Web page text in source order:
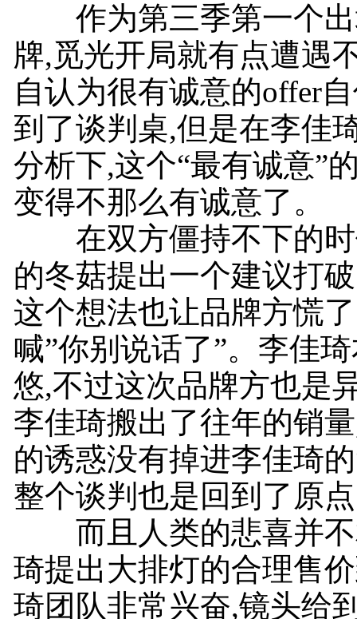
作为第三季第一个出
牌,觅光开局就有点遭遇
自认为很有诚意的offer
到了谈判桌,但是在李佳
分析下,这个“最有诚意”
变得不那么有诚意了。
在双方僵持不下的时
的冬菇提出一个建议打
这个想法也让品牌方慌
喊”你别说话了”。李佳
悠,不过这次品牌方也是
李佳琦搬出了往年的销
的诱惑没有掉进李佳琦
整个谈判也是回到了原
而且人类的悲喜并不
琦提出大排灯的合理售
琦团队非常兴奋,镜头给